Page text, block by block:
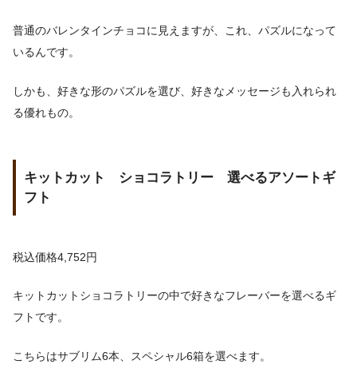
普通のバレンタインチョコに見えますが、これ、パズルになって
いるんです。
しかも、好きな形のパズルを選び、好きなメッセージも入れられ
る優れもの。
キットカット ショコラトリー 選べるアソートギ
フト
税込価格4,752円
キットカットショコラトリーの中で好きなフレーバーを選べるギ
フトです。
こちらはサブリム6本、スペシャル6箱を選べます。